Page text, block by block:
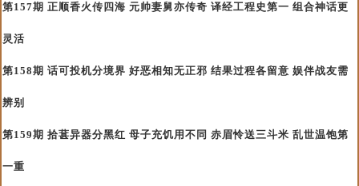
第157期 正顺香火传四海 元帅妻舅亦传奇 译经工程史第一 组合神话更
灵活
第158期 话可投机分境界 好恶相知无正邪 结果过程各留意 娱伴战友需
辨别
第159期 拾葚异器分黑红 母子充饥用不同 赤眉怜送三斗米 乱世温饱第
一重